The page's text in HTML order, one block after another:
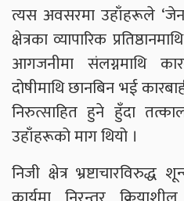
त्यस अवसरमा उहाँहरूले
क्षेत्रका व्यापारिक
आगजनीमा संलग्नमाथि
दोषीमाथि छानबिन भई
निरुत्साहित हुने हुँदा
उहाँहरूको माग थियो ।
निजी क्षेत्र